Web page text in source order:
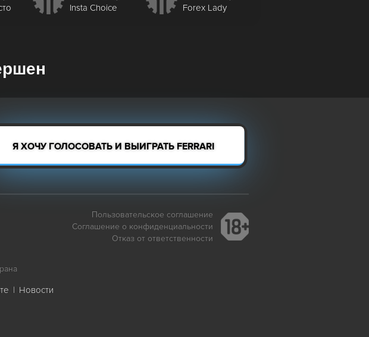
Insta Choice Forex Lady
Я ХОЧУ ГОЛОСОВАТЬ И ВЫИГРАТЬ FERRARI
| Новости
Пользовательское соглашение
Соглашение о конфиденциальности
Отказ от ответственности